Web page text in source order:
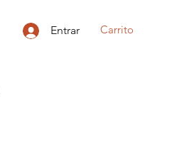
Entrar Carrito